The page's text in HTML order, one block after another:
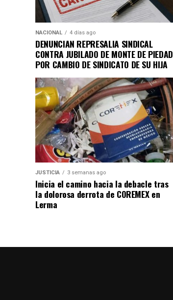
NACIONAL 4 días ago
DENUNCIAN REPRESALIA SINDICAL
CONTRA JUBILADO DE MONTE DE PIEDAD
POR CAMBIO DE SINDICATO DE SU HIJA
JUSTICIA 3 semanas ago
Inicia el camino hacia la debacle tras
la dolorosa derrota de COREMEX en
Lerma